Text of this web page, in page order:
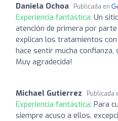
Daniela Ochoa Publicada en
Experiencia fantástica: Un
atención de primera por
explican los tratamientos
hace sentir mucha confianza,
Muy agradecida!
Michael Gutierrez Publicada
Experiencia fantástica: Para
siempre acuso a ellos,